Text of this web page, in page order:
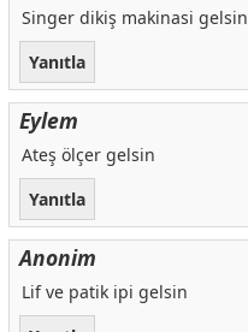
Singer dikiş makinasi gelsin
Yanıtla
Eylem
Ateş ölçer gelsin
Yanıtla
Anonim
Lif ve patik ipi gelsin